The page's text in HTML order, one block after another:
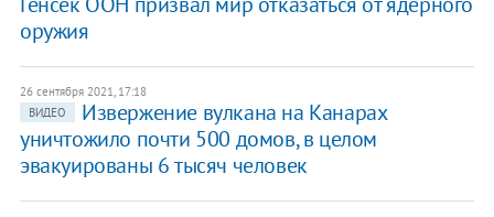
оружия
26 сентября 2021, 17:18
ВИДЕО
Извержение вулкана на Канарах
уничтожило почти 500 домов, в целом
эвакуированы 6 тысяч человек